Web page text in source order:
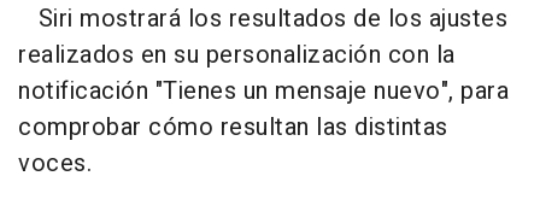
Siri mostrará los resultados de los ajustes
realizados en su personalización con la
notificación "Tienes un mensaje nuevo", para
comprobar cómo resultan las distintas
voces.